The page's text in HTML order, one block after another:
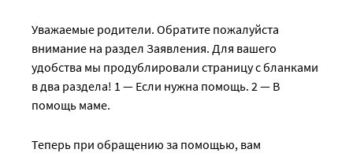
Уважаемые родители. Обратите пожалуйста
внимание на раздел Заявления. Для вашего
удобства мы продублировали страницу с бланками
в два раздела! 1 — Если нужна помощь. 2 — В
помощь маме.
Теперь при обращению за помощью, вам